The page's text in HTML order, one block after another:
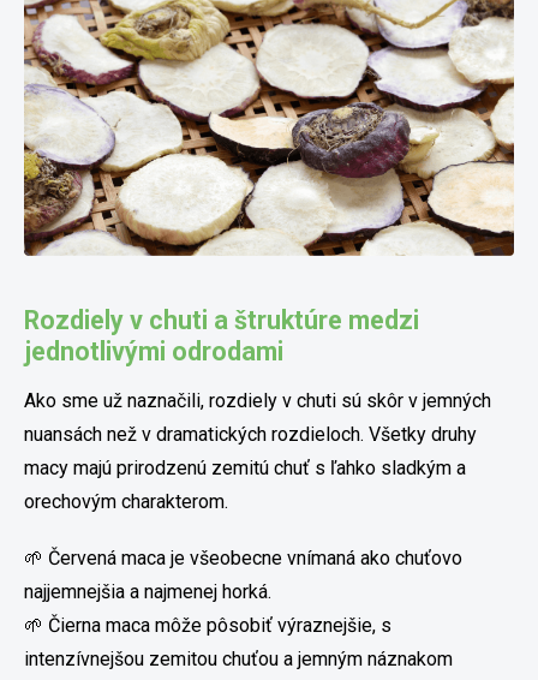
Rozdiely v chuti a štruktúre medzi
jednotlivými odrodami
Ako sme už naznačili, rozdiely v chuti sú skôr v jemných
nuansách než v dramatických rozdieloch. Všetky druhy
macy majú prirodzenú zemitú chuť s ľahko sladkým a
orechovým charakterom.
🌱 Červená maca je všeobecne vnímaná ako chuťovo
najjemnejšia a najmenej horká.
🌱 Čierna maca môže pôsobiť výraznejšie, s
intenzívnejšou zemitou chuťou a jemným náznakom